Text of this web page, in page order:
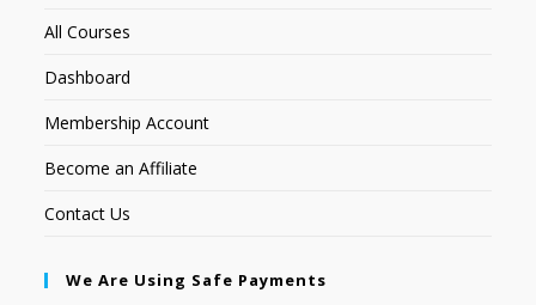
All Courses
Dashboard
Membership Account
Become an Affiliate
Contact Us
We Are Using Safe Payments